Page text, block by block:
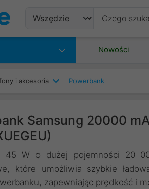
Nowości
i akcesoria Powerbank
Samsung 20000
45 W o dużej pojemności 20
które umożliwia szybkie
zapewniając prędkość i